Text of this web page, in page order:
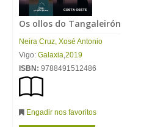
Os ollos do Tangaleirón
Neira Cruz, Xosé Antonio
Vigo: Galaxia,2019
ISBN: 9788491512486
Engadir nos favoritos